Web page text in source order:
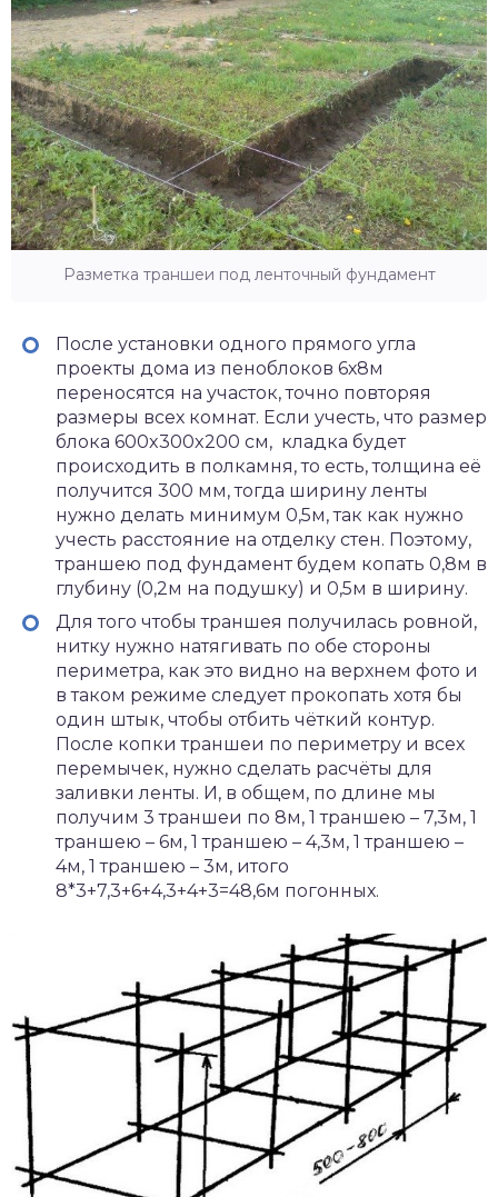
Разметка траншеи под ленточный фундамент
После установки одного прямого угла
проекты дома из пеноблоков 6х8м
переносятся на участок, точно повторяя
размеры всех комнат. Если учесть, что размер
блока 600x300x200 см, кладка будет
происходить в полкамня, то есть, толщина её
получится 300 мм, тогда ширину ленты
нужно делать минимум 0,5м, так как нужно
учесть расстояние на отделку стен. Поэтому,
траншею под фундамент будем копать 0,8м в
глубину (0,2м на подушку) и 0,5м в ширину.
Для того чтобы траншея получилась ровной,
нитку нужно натягивать по обе стороны
периметра, как это видно на верхнем фото и
в таком режиме следует прокопать хотя бы
один штык, чтобы отбить чёткий контур.
После копки траншеи по периметру и всех
перемычек, нужно сделать расчёты для
заливки ленты. И, в общем, по длине мы
получим 3 траншеи по 8м, 1 траншею – 7,3м, 1
траншею – 6м, 1 траншею – 4,3м, 1 траншею –
4м, 1 траншею – 3м, итого
8*3+7,3+6+4,3+4+3=48,6м погонных.